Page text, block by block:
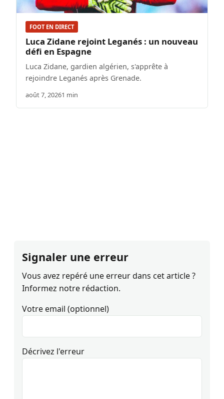
FOOT EN DIRECT
Luca Zidane rejoint Leganés : un nouveau
défi en Espagne
Luca Zidane, gardien algérien, s'apprête à
rejoindre Leganés après Grenade.
août 7, 20261 min
Signaler une erreur
Vous avez repéré une erreur dans cet article ?
Informez notre rédaction.
Votre email (optionnel)
Décrivez l'erreur